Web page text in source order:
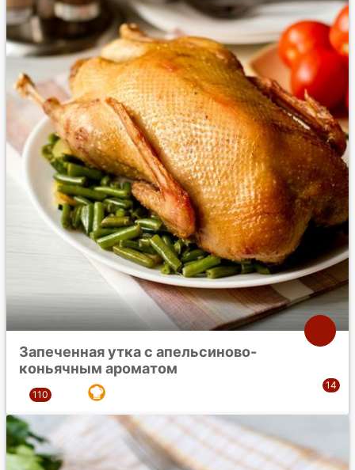
Запеченная утка с апельсиново-
коньячным ароматом